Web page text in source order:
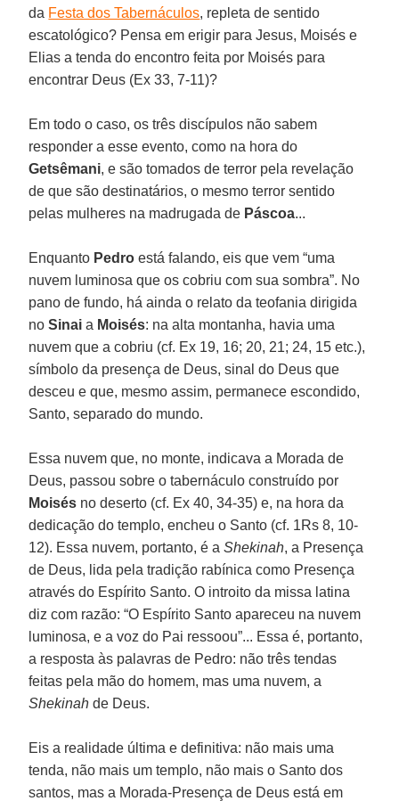
da Festa dos Tabernáculos, repleta de sentido
escatológico? Pensa em erigir para Jesus, Moisés e
Elias a tenda do encontro feita por Moisés para
encontrar Deus (Ex 33, 7-11)?
Em todo o caso, os três discípulos não sabem
responder a esse evento, como na hora do
Getsêmani, e são tomados de terror pela revelação
de que são destinatários, o mesmo terror sentido
pelas mulheres na madrugada de Páscoa...
Enquanto Pedro está falando, eis que vem “uma
nuvem luminosa que os cobriu com sua sombra”. No
pano de fundo, há ainda o relato da teofania dirigida
noSinai a Moisés: na alta montanha, havia uma
nuvem que a cobriu (cf. Ex 19, 16; 20, 21; 24, 15 etc.),
símbolo da presença de Deus, sinal do Deus que
desceu e que, mesmo assim, permanece escondido,
Santo, separado do mundo.
Essa nuvem que, no monte, indicava a Morada de
Deus, passou sobre o tabernáculo construído por
Moisés no deserto (cf. Ex 40, 34-35) e, na hora da
dedicação do templo, encheu o Santo (cf. 1Rs 8, 10-
12). Essa nuvem, portanto, é aShekinah, a Presença
de Deus, lida pela tradição rabínica como Presença
através do Espírito Santo. O introito da missa latina
diz com razão: “O Espírito Santo apareceu na nuvem
luminosa, e a voz do Pai ressoou”... Essa é, portanto,
a resposta às palavras de Pedro: não três tendas
feitas pela mão do homem, mas uma nuvem, a
Shekinah de Deus.
Eis a realidade última e definitiva: não mais uma
tenda, não mais um templo, não mais o Santo dos
santos, mas a Morada-Presença de Deus está em